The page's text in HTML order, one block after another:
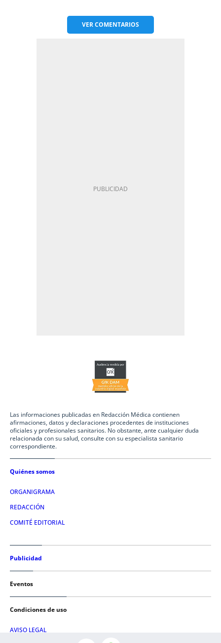
VERCOMENTARIOS
Las informaciones publicadas en Redacción Médica contienen
afirmaciones, datos y declaraciones procedentes de instituciones
oficiales y profesionales sanitarios. No obstante, ante cualquier duda
relacionada con su salud, consulte con su especialista sanitario
correspondiente.
Quiénes somos
ORGANIGRAMA
REDACCIÓN
COMITÉ EDITORIAL
Publicidad
Eventos
Condiciones de uso
AVISO LEGAL